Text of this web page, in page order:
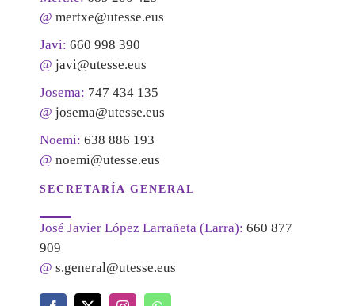
@ mertxe@utesse.eus
Javi: 660 998 390
@ javi@utesse.eus
Josema: 747 434 135
@ josema@utesse.eus
Noemi: 638 886 193
@ noemi@utesse.eus
SECRETARÍA GENERAL
José Javier López Larrañeta (Larra): 660 877
909
@ s.general@utesse.eus